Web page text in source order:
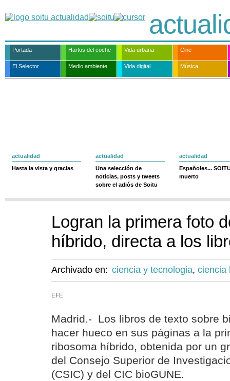
Portada Hartos del coche Vida urbana Cine
El Selector Medio ambiente Vida digital Música
actualidad
Hasta la vista y gracias
actualidad
Una selección de
noticias, posts y tweets
sobre el adiós de Soitu
actualidad
Españoles...
muerto
Logran la primera foto
híbrido, directa a los
Archivado en: ciencia y tecnologia, ciencia
EFE
Madrid.- Los libros de texto sobre
hacer hueco en sus páginas a la
ribosoma híbrido, obtenida por un
del Consejo Superior de
(CSIC) y del CIC bioGUNE.